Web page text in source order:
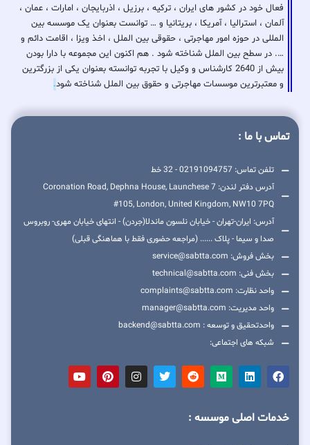
فعال خود در کشور های ایران ، ترکیه ، برزیل ، اذربایجان ، امارات ، عمان ،
آلمان ، استرالیا ، آمریکا ، بریتانیا و … توانست بعنوان یک موسسه بین
المللی در حوزه امور مهاجرتی ، حقوقی بین الملل ، اخذ ویزا ، اقامت دائم و
…. در سطح بین الملل شناخته شود . هم اکنون این مجموعه با دارا بودن
بیش از 2640 کارشناس و وکیل با تجربه توانسته بعنوان یکی از بزرگترین
و معتبرترین موسسات مهاجرتی و حقوق بین الملل شناخته شود.
تماس با ما :
تلفن تماس: 02191094757 - 32 خط
آدرس دفتر لندن: 7 Coronation Road, Dephna House, Launchese
#105, London, United Kingdom, NW10 7PQ
آدرس: ایران-تهران - خیابان نلسون ماندلا(جردن) - انتهای خیابان مهری- روبروس
صدا و سیما - پلاک ...... (مراجعه حضوری فقط با هماهنگی قبلی)
بخش فروش: service@sabtta.com
بخش فنی: technical@sabtta.com
واحد نظارت: complaints@sabtta.com
واحد مدیریت: manager@sabtta.com
واحدتحقیق و توسعه : backend@sabtta.com
شبکه های اجتماعی:
خدمات اصلی موسسه :